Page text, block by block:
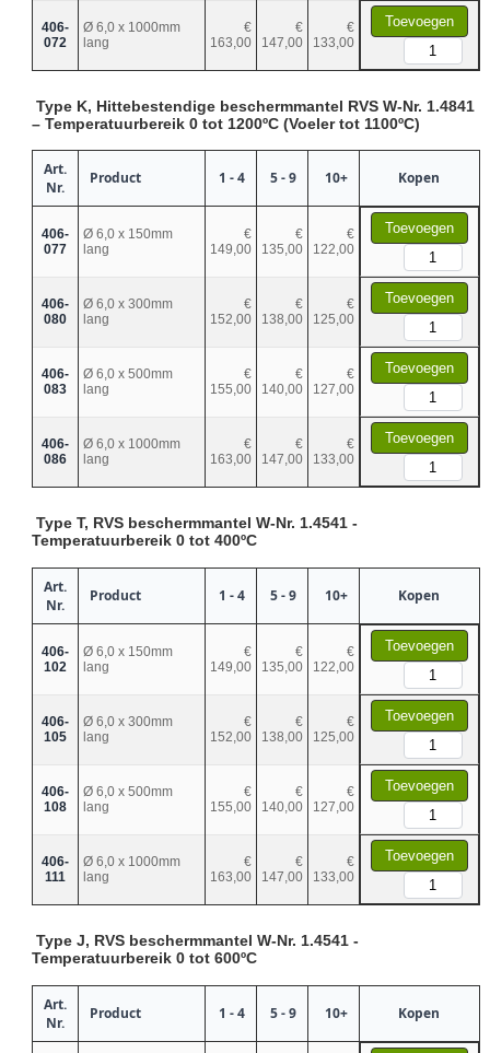
406-
072
Ø 6,0 x 1000mm
lang
€
163,00
€
147,00
€
133,00
Toevoegen
Type K, Hittebestendige beschermmantel RVS W-Nr. 1.4841
– Temperatuurbereik 0 tot 1200ºC (Voeler tot 1100ºC)
Art.
Nr.
Product 1 - 4 5 - 9 10+ Kopen
406-
077
Ø 6,0 x 150mm
lang
€
149,00
€
135,00
€
122,00
Toevoegen
406-
080
Ø 6,0 x 300mm
lang
€
152,00
€
138,00
€
125,00
Toevoegen
406-
083
Ø 6,0 x 500mm
lang
€
155,00
€
140,00
€
127,00
Toevoegen
406-
086
Ø 6,0 x 1000mm
lang
€
163,00
€
147,00
€
133,00
Toevoegen
Type T, RVS beschermmantel W-Nr. 1.4541 -
Temperatuurbereik 0 tot 400ºC
Art.
Nr.
Product 1 - 4 5 - 9 10+ Kopen
406-
102
Ø 6,0 x 150mm
lang
€
149,00
€
135,00
€
122,00
Toevoegen
406-
105
Ø 6,0 x 300mm
lang
€
152,00
€
138,00
€
125,00
Toevoegen
406-
108
Ø 6,0 x 500mm
lang
€
155,00
€
140,00
€
127,00
Toevoegen
406-
111
Ø 6,0 x 1000mm
lang
€
163,00
€
147,00
€
133,00
Toevoegen
Type J, RVS beschermmantel W-Nr. 1.4541 -
Temperatuurbereik 0 tot 600ºC
Art.
Nr.
Product 1 - 4 5 - 9 10+ Kopen